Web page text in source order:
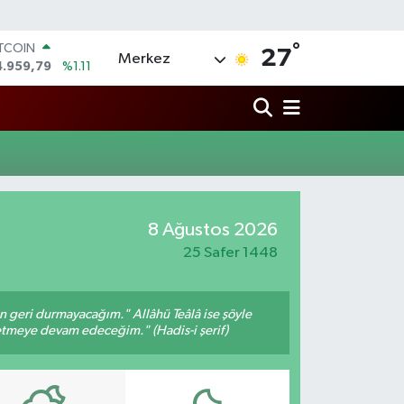
%1.11
%0.38
ALTIN
Merkez 27°
8 Ağustos 2026
25 Safer 1448
geri durmayacağım." Allâhü Teâlâ ise şöyle
devam edeceğim." (Hadis-i şerif)